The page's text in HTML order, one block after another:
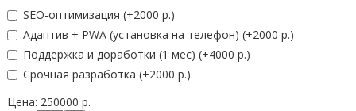
SEO-оптимизация (+2000 р.)
Адаптив + PWA (установка на телефон) (+2000 р.)
Поддержка и доработки (1 мес) (+4000 р.)
Срочная разработка (+2000 р.)
Цена: 250000 р.